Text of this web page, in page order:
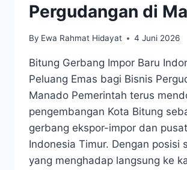
Pergudangan di
By Ewa Rahmat Hidayat 4 Juni 2026
Bitung Gerbang Impor Baru
Peluang Emas bagi Bisnis
Manado Pemerintah terus
pengembangan Kota Bitung
gerbang ekspor-impor dan
Indonesia Timur. Dengan posisi
yang menghadap langsung ke